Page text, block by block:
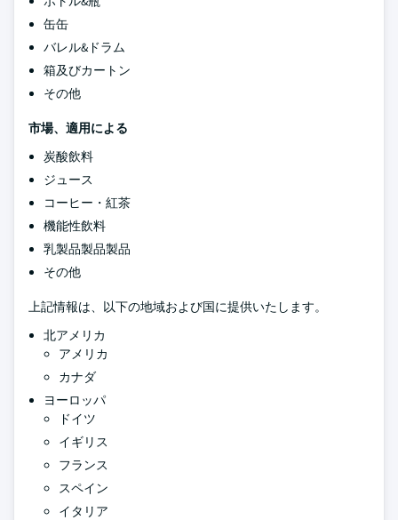
缶缶
バレル&ドラム
箱及びカートン
その他
市場、適用による
炭酸飲料
ジュース
コーヒー・紅茶
機能性飲料
乳製品製品製品
その他
上記情報は、以下の地域および国に提供いたします。
北アメリカ
アメリカ
カナダ
ヨーロッパ
ドイツ
イギリス
フランス
スペイン
イタリア